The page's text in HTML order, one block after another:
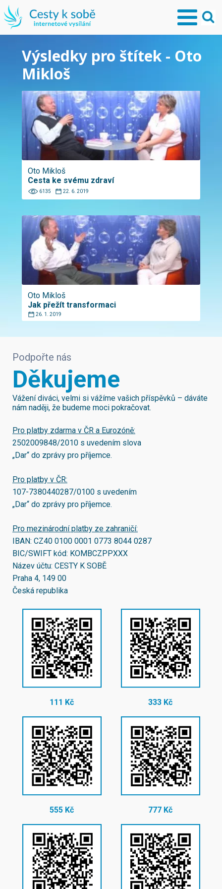
Výsledky pro štítek - Oto
Mikloš
Oto Mikloš
Cesta ke svému zdraví
6135 22. 6. 2019
Oto Mikloš
Jak přežít transformaci
26. 1. 2019
Podpořte nás
Děkujeme
Vážení diváci, velmi si vážíme vašich příspěvků – dáváte
nám naději, že budeme moci pokračovat.
Pro platby zdarma v ČR a Eurozóně:
2502009848/2010 s uvedením slova
„Dar“ do zprávy pro příjemce.
Pro platby v ČR:
107-7380440287/0100 s uvedením
„Dar“ do zprávy pro příjemce.
Pro mezinárodní platby ze zahraničí:
IBAN: CZ40 0100 0001 0773 8044 0287
BIC/SWIFT kód: KOMBCZPPXXX
Název účtu: CESTY K SOBĚ
Praha 4, 149 00
Česká republika
111 Kč 333 Kč
555 Kč 777 Kč